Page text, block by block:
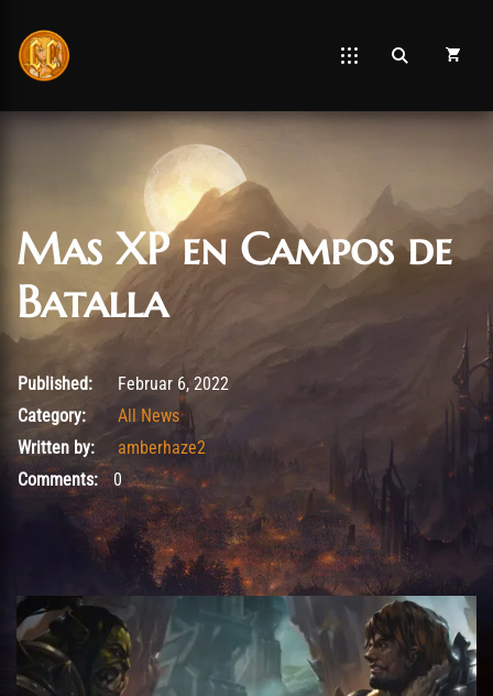
Mas XP en Campos de
Batalla
Februar 10, 2022
Published:
Februar 6, 2022
Category:
All News
Written by:
amberhaze2
Comments:0